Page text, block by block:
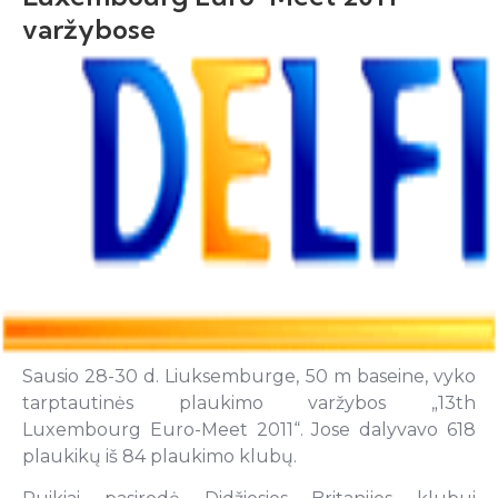
varžybose
Sausio 28-30 d. Liuksemburge, 50 m baseine, vyko
tarptautinės plaukimo varžybos „13th
Luxembourg Euro-Meet 2011“. Jose dalyvavo 618
plaukikų iš 84 plaukimo klubų.